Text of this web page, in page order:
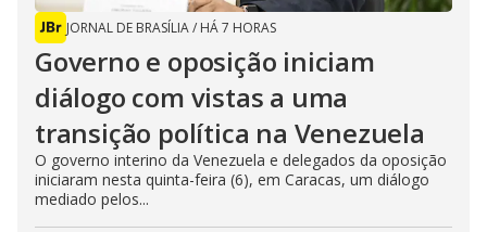
JORNAL DE BRASÍLIA/ HÁ 7 HORAS
Governo e oposição iniciam
diálogo com vistas a uma
transição política na Venezuela
O governo interino da Venezuela e delegados da oposição
iniciaram nesta quinta-feira (6), em Caracas, um diálogo
mediado pelos...